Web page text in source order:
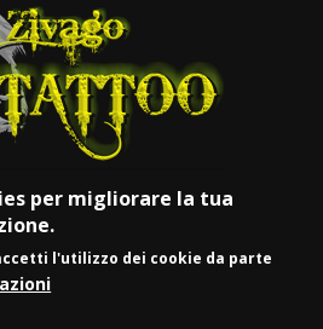
per migliorare la tua
l'utilizzo dei cookie da parte